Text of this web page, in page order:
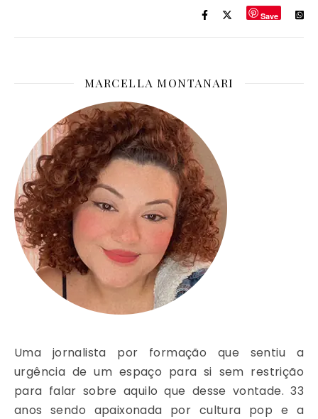
Save
MARCELLA MONTANARI
Uma jornalista por formação que sentiu a
urgência de um espaço para si sem restrição
para falar sobre aquilo que desse vontade. 33
anos sendo apaixonada por cultura pop e a